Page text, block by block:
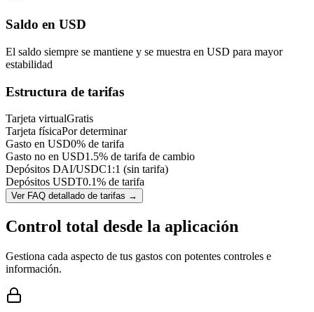
Saldo en USD
El saldo siempre se mantiene y se muestra en USD para mayor
estabilidad
Estructura de tarifas
Tarjeta virtualGratis
Tarjeta físicaPor determinar
Gasto en USD0% de tarifa
Gasto no en USD1.5% de tarifa de cambio
Depósitos DAI/USDC1:1 (sin tarifa)
Depósitos USDT0.1% de tarifa
Ver FAQ detallado de tarifas →
Control total desde la aplicación
Gestiona cada aspecto de tus gastos con potentes controles e
información.